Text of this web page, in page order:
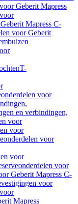
Geberit Mapress
Geberit Mapress C-
voor Geberit
T-
voor
en verbindingen,
voor
voor
voor
voor
voor
Geberit Mapress C-
voor
Mapress